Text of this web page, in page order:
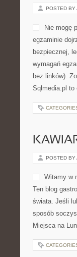
POSTED BY
Nie mogę
egzaminie
bezpiecznej,
wymagań
bez linków).
Sqlmedia.pl
POSTED BY
Witamy w
Ten blog
świata. Jeśli
sposób
Miejsca na